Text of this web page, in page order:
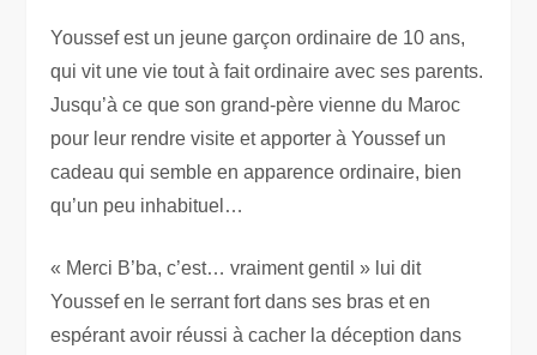
Youssef est un jeune garçon ordinaire de 10 ans,
qui vit une vie tout à fait ordinaire avec ses parents.
Jusqu’à ce que son grand-père vienne du Maroc
pour leur rendre visite et apporter à Youssef un
cadeau qui semble en apparence ordinaire, bien
qu’un peu inhabituel…
« Merci B’ba, c’est… vraiment gentil » lui dit
Youssef en le serrant fort dans ses bras et en
espérant avoir réussi à cacher la déception dans